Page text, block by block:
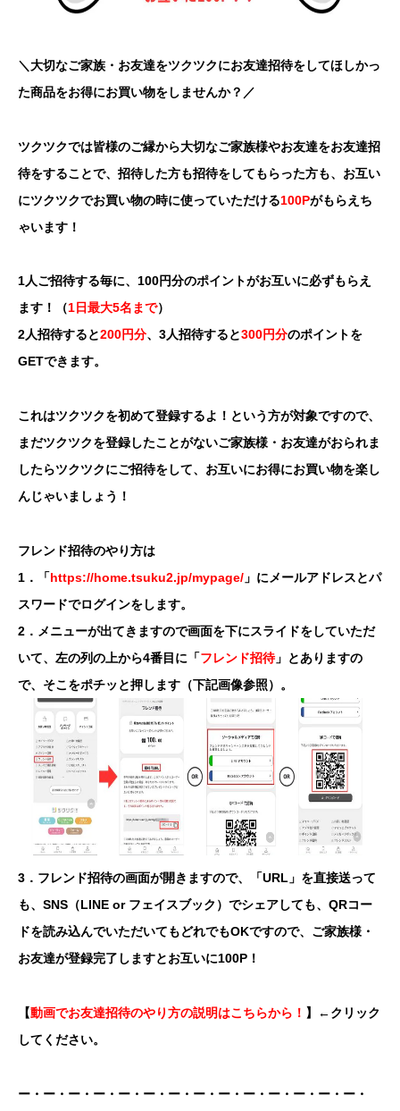
＼大切なご家族・お友達をツクツクにお友達招待をしてほしかっ
た商品をお得にお買い物をしませんか？／
ツクツクでは皆様のご縁から大切なご家族様やお友達をお友達招
待をすることで、招待した方も招待をしてもらった方も、お互い
にツクツクでお買い物の時に使っていただける100Pがもらえち
ゃいます！
1人ご招待する毎に、100円分のポイントがお互いに必ずもらえ
ます！（1日最大5名まで）
2人招待すると200円分、3人招待すると300円分のポイントを
GETできます。
これはツクツクを初めて登録するよ！という方が対象ですので、
まだツクツクを登録したことがないご家族様・お友達がおられま
したらツクツクにご招待をして、お互いにお得にお買い物を楽し
んじゃいましょう！
フレンド招待のやり方は
1．「https://home.tsuku2.jp/mypage/ 」にメールアドレスとパ
スワードでログインをします。
2．メニューが出てきますので画面を下にスライドをしていただ
いて、左の列の上から4番目に「フレンド招待」とありますの
で、そこをポチッと押します（下記画像参照）。
3．フレンド招待の画面が開きますので、「URL」を直接送って
も、SNS（LINE or フェイスブック）でシェアしても、QRコー
ドを読み込んでいただいてもどれでもOKですので、ご家族様・
お友達が登録完了しますとお互いに100P！
【動画でお友達招待のやり方の説明はこちらから！ 】←クリック
してください。
ー・ー・ー・ー・ー・ー・ー・ー・ー・ー・ー・ー・ー・ー・